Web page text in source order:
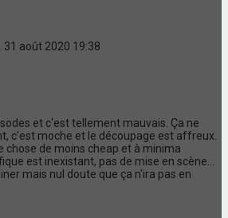
31 août 2020 19:38
et c'est tellement mauvais. Ça ne
c'est moche et le découpage est affreux.
chose de moins cheap et à minima
est inexistant, pas de mise en scène...
mais nul doute que ça n'ira pas en